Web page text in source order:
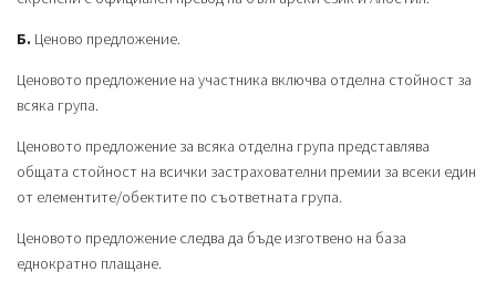
Б. Ценово предложение.
Ценовото предложение на участника включва отделна стойност за
всяка група.
Ценовото предложение за всяка отделна група представлява
общата стойност на всички застрахователни премии за всеки един
от елементите/обектите по съответната група.
Ценовото предложение следва да бъде изготвено на база
еднократно плащане.